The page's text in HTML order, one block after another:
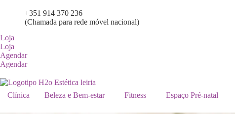
+351 914 370 236
(Chamada para rede móvel nacional)
Loja
Loja
Agendar
Agendar
Clínica Beleza e Bem-estar Fitness Espaço Pré-natal